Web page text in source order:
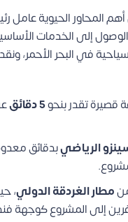
المحاور الحيوية عامل
إلى الخدمات
في البحر الأحمر،
قصيرة تقدر بنحو
الرياضي
مطار الغردقة الدولي،
المشروع كوجهة